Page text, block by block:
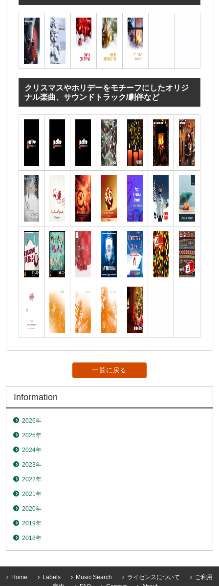
クリスマスやホリデーをモチーフにしたオリジ
ナル楽曲、サウンドトラック/劇伴など
一覧に戻る
Information
2026年
2025年
2024年
2023年
2022年
2021年
2020年
2019年
2018年
Home Labels Music Search ライセンスについて
ご利用